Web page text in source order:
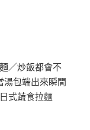
／炒飯都會不
湯包端出來瞬間
式蔬食拉麵